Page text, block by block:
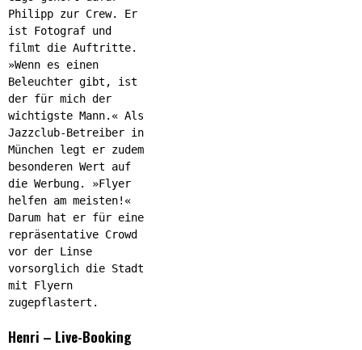
Philipp zur Crew. Er
ist Fotograf und
filmt die Auftritte.
»Wenn es einen
Beleuchter gibt, ist
der für mich der
wichtigste Mann.« Als
Jazzclub-Betreiber in
München legt er zudem
besonderen Wert auf
die Werbung. »Flyer
helfen am meisten!«
Darum hat er für eine
repräsentative Crowd
vor der Linse
vorsorglich die Stadt
mit Flyern
zugepflastert.
Henri – Live-Booking